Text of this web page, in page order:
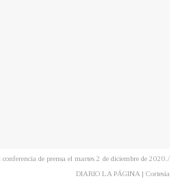
de prensa el martes 2 de diciembre de 2020./
DIARIO LA PÁGINA | Cortesía